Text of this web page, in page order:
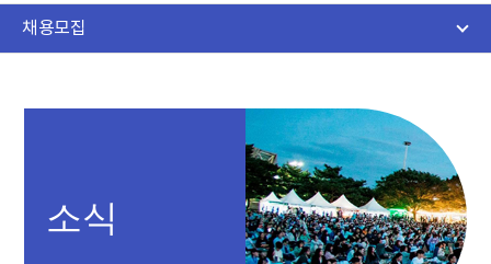
채용모집
소식